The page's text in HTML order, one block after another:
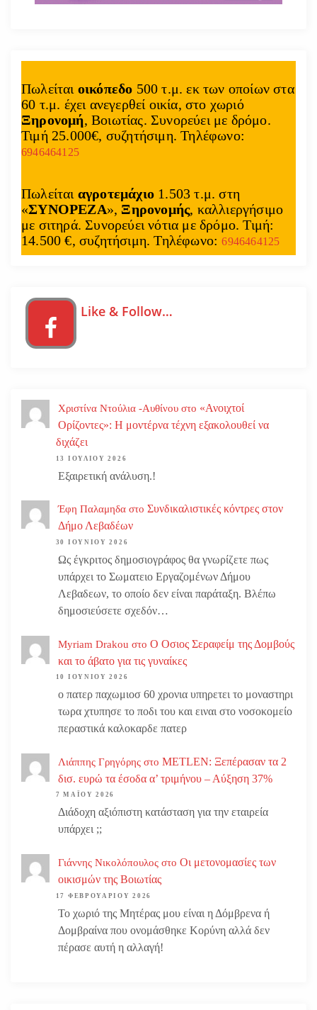
Πωλείται οικόπεδο 500 τ.μ. εκ των οποίων στα
60 τ.μ. έχει ανεγερθεί οικία, στο χωριό
Ξηρονομή, Βοιωτίας. Συνορεύει με δρόμο.
Τιμή 25.000€, συζητήσιμη. Τηλέφωνο:
6946464125
Πωλείται αγροτεμάχιο 1.503 τ.μ. στη
«ΣΥΝΟΡΕΖΑ», Ξηρονομής, καλλιεργήσιμο
με σιτηρά. Συνορεύει νότια με δρόμο. Τιμή:
14.500 €, συζητήσιμη. Τηλέφωνο:6946464125
Like & Follow…
Χριστίνα Ντούλια -Αυθίνου στο «Ανοιχτοί
Ορίζοντες»: Η μοντέρνα τέχνη εξακολουθεί να
διχάζει
13 ΙΟΥΛΊΟΥ 2026
Εξαιρετική ανάλυση.!
Έφη Παλαμηδα στο Συνδικαλιστικές κόντρες στον
Δήμο Λεβαδέων
30 ΙΟΥΝΊΟΥ 2026
Ως έγκριτος δημοσιογράφος θα γνωρίζετε πως
υπάρχει το Σωματειο Εργαζομένων Δήμου
Λεβαδεων, το οποίο δεν είναι παράταξη. Βλέπω
δημοσιεύσετε σχεδόν…
Myriam Drakou στο Ο Οσιος Σεραφείμ της Δομβούς
και το άβατο για τις γυναίκες
10 ΙΟΥΝΊΟΥ 2026
ο πατερ παχωμιοσ 60 χρονια υπηρετει το μοναστηρι
τωρα χτυπησε το ποδι του και ειναι στο νοσοκομείο
περαστικά καλοκαρδε πατερ
Λιάππης Γρηγόρης στο METLEN: Ξεπέρασαν τα 2
δισ. ευρώ τα έσοδα α’ τριμήνου – Αύξηση 37%
7 ΜΑΪ́ΟΥ 2026
Διάδοχη αξιόπιστη κατάσταση για την εταιρεία
υπάρχει ;;
Γιάννης Νικολόπουλος στο Οι μετονομασίες των
οικισμών της Βοιωτίας
17 ΦΕΒΡΟΥΑΡΊΟΥ 2026
Το χωριό της Μητέρας μου είναι η Δόμβρενα ή
Δομβραίνα που ονομάσθηκε Κορύνη αλλά δεν
πέρασε αυτή η αλλαγή!